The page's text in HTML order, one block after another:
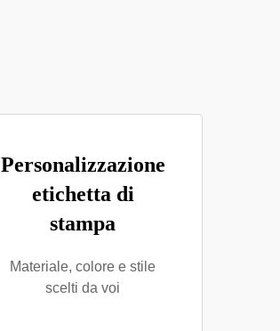
Personalizzazione
etichetta di
stampa
Materiale, colore e stile
scelti da voi